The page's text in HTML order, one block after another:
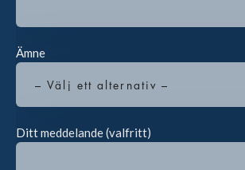
Ämne
Ditt meddelande (valfritt)